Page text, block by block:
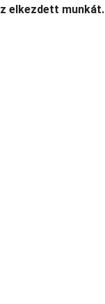
elkezdett munkát.